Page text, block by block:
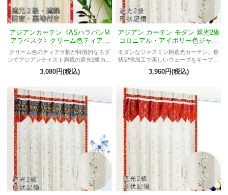
アジアンカーテン《ASハラパンM
アラベスク》クリーム色ティアラ
柄、モダン、遮光2級、遮熱、防
音、裏地付き
クリーム色のティアラ柄が特徴的なモダ
ンでアジアンテイスト満載の遮光2級カー
テン。遮熱や防音、裏地付きで、和と西
洋が融合されたデザインが特徴的。
3,080円(税込)
アジアン カーテン モダン 遮光2級
コロニアル・アイボリー色ジャス
ミン柄《ASチロルMプジ》
モダンなジャスミン柄遮光カーテン。形
状記憶加工で美しいウェーブをキープ。
北欧ライクな洗練されたデザイン。
3,960円(税込)